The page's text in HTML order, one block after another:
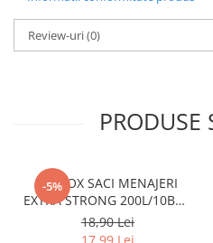
Review-uri(0)
PRODUSE
-5%
CLINOX SACI MENAJERI
EXTRA STRONG 200L/10BUC
LDPE NEGRI (90*122CM)
ETICHETA MOV
18,90 Lei